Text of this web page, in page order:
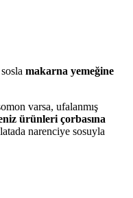
makarna yemeğine
varsa, ufalanmış
ürünleri çorbasına
narenciye sosuyla